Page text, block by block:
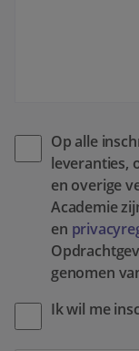
Op alle
leveranties,
en overige
Academie
en
genomen
Ik wil me